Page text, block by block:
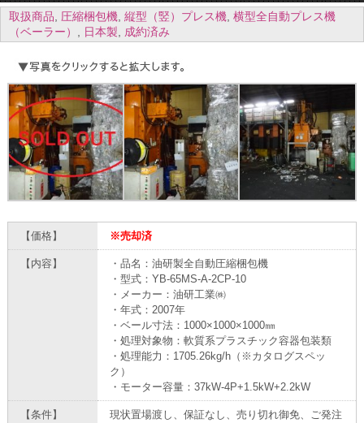
取扱商品, 圧縮梱包機, 縦型（竪）プレス機, 横型全自動プレス機
（ベーラー） , 日本製, 成約済み
【価格】 ※売却済
【内容】
・品名：油研製全自動圧縮梱包機
・型式：YB-65MS-A-2CP-10
・メーカー：油研工業㈱
・年式：2007年
・ベール寸法：1000×1000×1000㎜
・処理対象物：軟質系プラスチック容器包装類
・処理能力：1705.26kg/h（※カタログスペッ
ク）
・モーター容量：37kW-4P+1.5kW+2.2kW
【条件】
現状置場渡し、保証なし、売り切れ御免、ご発注